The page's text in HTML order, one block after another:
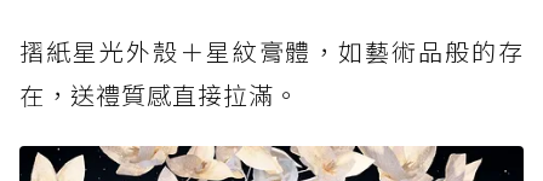
摺紙星光外殼＋星紋膏體，如藝術品般的存
在，送禮質感直接拉滿。